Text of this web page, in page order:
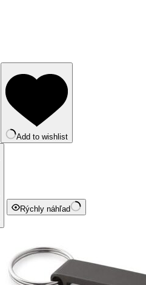
Add to wishlist
Rýchly náhľad